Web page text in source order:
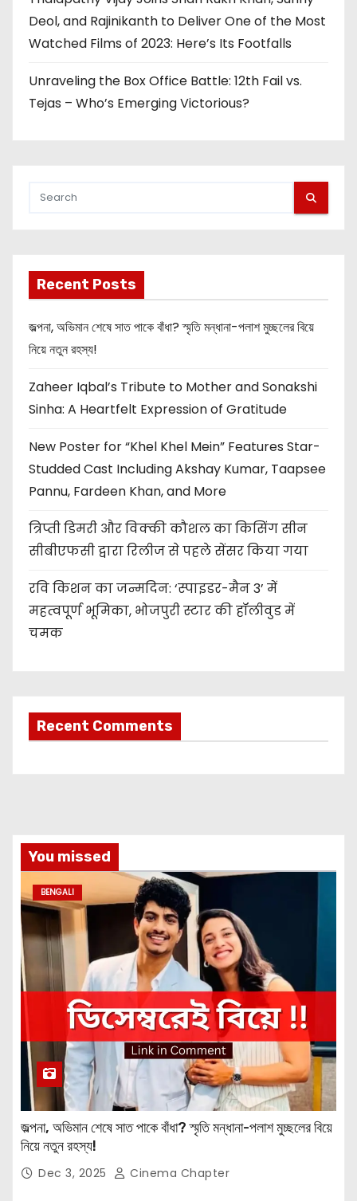
Deol, and Rajinikanth to Deliver One of the Most
Watched Films of 2023: Here’s Its Footfalls
Unraveling the Box Office Battle: 12th Fail vs.
Tejas – Who’s Emerging Victorious?
Recent Posts
জল্পনা, অভিমান শেষে সাত পাকে বাঁধা? স্মৃতি মন্ধানা-পলাশ মুচ্ছলের বিয়ে
নিয়ে নতুন রহস্য!
Zaheer Iqbal’s Tribute to Mother and Sonakshi
Sinha: A Heartfelt Expression of Gratitude
New Poster for “Khel Khel Mein” Features Star-
Studded Cast Including Akshay Kumar, Taapsee
Pannu, Fardeen Khan, and More
त्रिप्ती डिमरी और विक्की कौशल का किसिंग सीन
सीबीएफसी द्वारा रिलीज से पहले सेंसर किया गया
रवि किशन का जन्मदिन: ‘स्पाइडर-मैन 3’ में
महत्वपूर्ण भूमिका, भोजपुरी स्टार की हॉलीवुड में
चमक
Recent Comments
You missed
BENGALI
জল্পনা, অভিমান শেষে সাত পাকে বাঁধা? স্মৃতি মন্ধানা-পলাশ মুচ্ছলের বিয়ে
নিয়ে নতুন রহস্য!
Dec 3, 2025 Cinema Chapter